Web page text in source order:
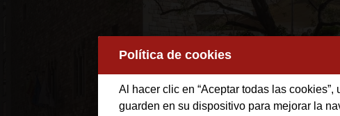
Instituto Barcelonés de Arte
Alquiler de espacios
Política de cookies
Al hacer clic en “Aceptar todas las
guarden en su dispositivo para mejorar la